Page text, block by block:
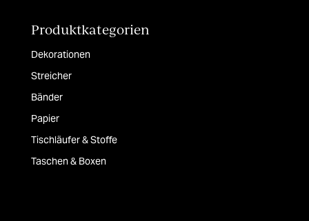
Produktkategorien
Dekorationen
Streicher
Bänder
Papier
Tischläufer & Stoffe
Taschen & Boxen